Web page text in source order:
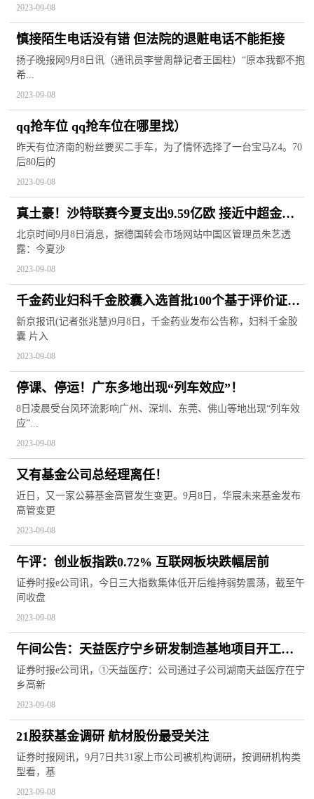
2023-09-08
慎接陌生电话没有错 但法院的退赃电话不能拒接
扬子晚报网9月8日讯（通讯员李誉周静记者王国柱）“原本我都不抱
希...
2023-09-08
qq抢车位 qq抢车位在哪里找）
昨天有位济南的粉丝要买二手车，为了情怀选择了一台宝马Z4。70
后80后的
2023-09-08
真土豪！沙特联赛今夏支出9.59亿欧 接近中超金元
十年的一半
北京时间9月8日消息，据德国转会市场网站中国区管理员朱艺透
露：今夏沙
2023-09-08
千金药业妇科千金胶囊入选首批100个基于评价证据
的中药品种
新京报讯(记者张兆慧)9月8日，千金药业发布公告称，妇科千金胶
囊 片入
2023-09-08
停课、停运！广东多地出现“列车效应”！
8日凌晨受台风环流影响广州、深圳、东莞、佛山等地出现“列车效
应”...
2023-09-08
又有基金公司总经理离任！
近日，又一家公募基金高管发生变更。9月8日，华宸未来基金发布
高管变更
2023-09-08
午评：创业板指跌0.72% 互联网板块跌幅居前
证券时报e公司讯，今日三大指数集体低开后维持弱势震荡，截至午
间收盘
2023-09-08
午间公告：天益医疗宁乡研发制造基地项目开工奠
基
证券时报e公司讯，①天益医疗：公司通过子公司湖南天益医疗在宁
乡高新
2023-09-08
21股获基金调研 航材股份最受关注
证券时报网讯，9月7日共31家上市公司被机构调研，按调研机构类
型看，基
2023-09-08